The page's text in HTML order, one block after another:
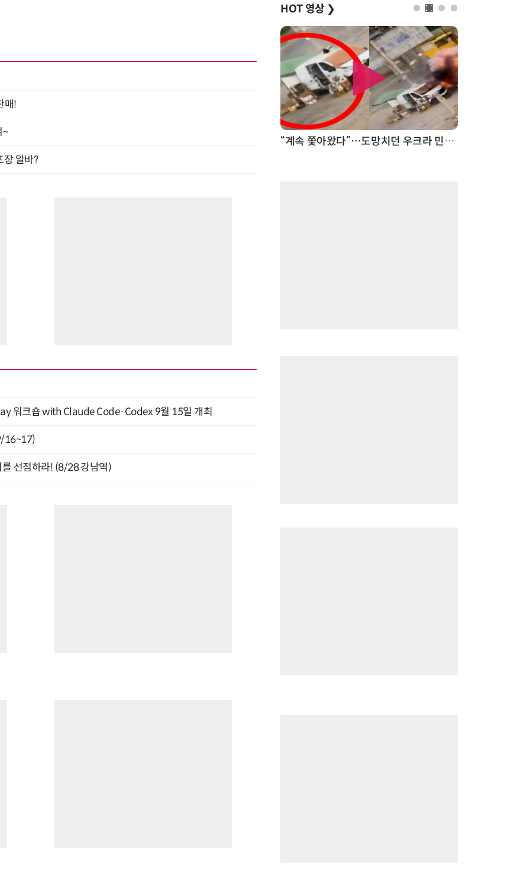
매!
~
알바?
워크숍 with Claude Code·Codex 9월 15일 개최
16~17)
선점하라! (8/28 강남역)
HOT 영상 ❯
“계속 쫓아왔다”…도망치던 우크라 민간인 공격한 러 자폭 드론